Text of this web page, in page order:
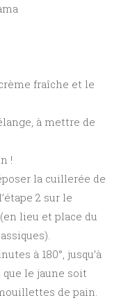
fraîche et le
à mettre de
!
la cuillerée de
2 sur le
lieu et place du
à 180°, jusqu’à
le jaune soit
de pain.